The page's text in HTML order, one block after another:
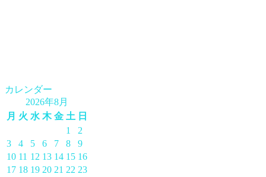
カレンダー
2026年8月
月 火 水 木 金 土 日
1
2
3
4 5 6 7 8
9
10 11 12 13 14 15 16
17 18 19 20 21 22 23